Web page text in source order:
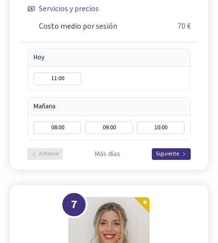
Servicios y precios
Costo medio por sesión
70 €
Hoy
11:00
Mañana
08:00 09:00 10:00
Anterior Más días Siguiente
7